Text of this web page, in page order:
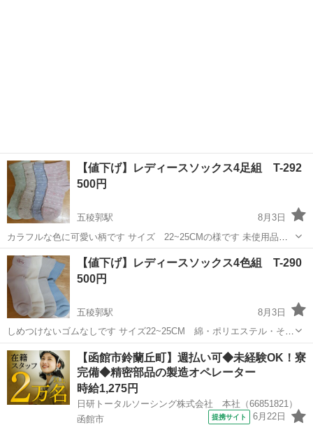
【値下げ】レディースソックス4足組 T-292
500円
五稜郭駅
8月3日
カラフルな色に可愛い柄です サイズ 22~25CMの様です 未使用品で
す 写真参照お願いします。 対応については、4日から1週間かかる場合
もございます
北海道 函館市 五稜郭駅 その他 ソックス
【値下げ】レディースソックス4色組 T-290
500円
五稜郭駅
8月3日
しめつけないゴムなしです サイズ22~25CM 綿・ポリエステル・その
他 未使用品です 写真参照お願いします。 対応については、4日から1
週間かかる場合もございます
北海道 函館市 五稜郭駅 その他 ソックス
【函館市鈴蘭丘町】週払い可◆未経験OK！寮
完備◆精密部品の製造オペレーター
時給1,275円
日研トータルソーシング株式会社 本社（66851821）
函館市
提携サイト 6月22日